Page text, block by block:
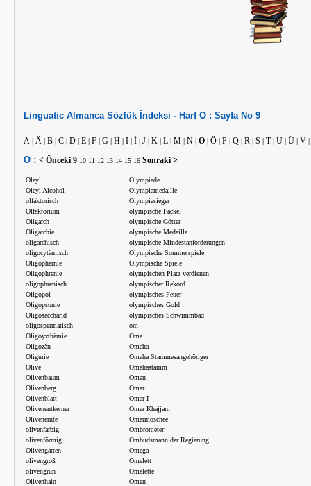
Linguatic Almanca Sözlük İndeksi - Harf O : Sayfa No 9
A | Ä | B | C | D | E | F | G | H | I | İ | J | K | L | M | N | O | Ö | P | Q | R | S | T| U | Ü | V |
O : < Önceki 9 10 11 12 13 14 15 16 Sonraki >
Oleyl
Oleyl Alcohol
olfaktorisch
Olfaktorium
Oligarch
Oligarchie
oligarchisch
oligocytämisch
Oligophernie
Oligophrenie
oligophrenisch
Oligopol
Oligopsonie
Oligosaccharid
oligospermatisch
Oligoyzthämie
Oligozän
Oligurie
Olive
Olivenbaum
Olivenberg
Olivenblatt
Olivenentkerner
Olivenernte
olivenfarbig
olivenförmig
Olivengarten
olivengroß
olivengrün
Olivenhain
Olympiade
Olympiamedaille
Olympiasieger
olympische Fackel
olympische Götter
olympische Medaille
olympische Mindestanforderungen
Olympische Sommerspiele
Olympische Spiele
olympischen Platz verdienen
olympischer Rekord
olympisches Feuer
olympisches Gold
olympisches Schwimmbad
om
Oma
Omaha
Omaha Stammesangehöriger
Omahastamm
Oman
Omar
Omar I
Omar Khajjam
Omarmoschee
Ombrometer
Ombudsmann der Regierung
Omega
Omelett
Omelette
Omen